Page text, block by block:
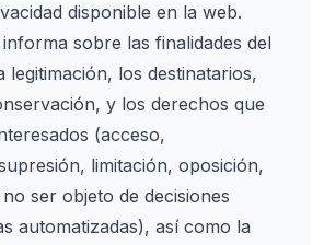
disponible en la web.
sobre las finalidades del
legitimación, los destinatarios,
y los derechos que
(acceso,
limitación, oposición,
ser objeto de decisiones
automatizadas), así como la